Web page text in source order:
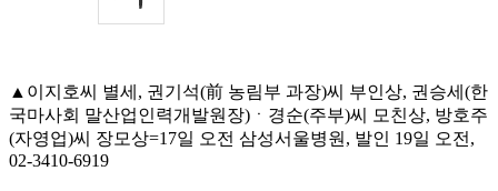
▲이지호씨 별세, 권기석(前 농림부 과장)씨 부인상, 권승세(한
국마사회 말산업인력개발원장)ㆍ경순(주부)씨 모친상, 방호주
(자영업)씨 장모상=17일 오전 삼성서울병원, 발인 19일 오전,
02-3410-6919